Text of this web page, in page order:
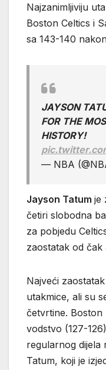
Najzanimljiviju
Boston Celtics i
sa 143-140
JAYSON
FOR THE
HISTORY!
— NBA
Jayson Tatum je
četiri slobodna
za pobjedu
zaostatak od
Najveći
utakmice, ali su
četvrtine.
vodstvo (127-
regularnog dijela
Tatum, koji je